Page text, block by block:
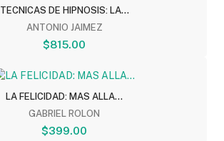
TECNICAS DE HIPNOSIS: LA...
ANTONIO JAIMEZ
$815.00
LA FELICIDAD: MAS ALLA...
GABRIEL ROLON
$399.00